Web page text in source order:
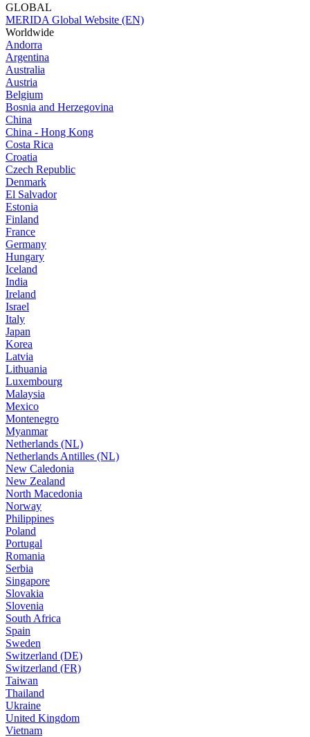
GLOBAL
MERIDA Global Website (EN)
Worldwide
Andorra
Argentina
Australia
Austria
Belgium
Bosnia and Herzegovina
China
China - Hong Kong
Costa Rica
Croatia
Czech Republic
Denmark
El Salvador
Estonia
Finland
France
Germany
Hungary
Iceland
India
Ireland
Israel
Italy
Japan
Korea
Latvia
Lithuania
Luxembourg
Malaysia
Mexico
Montenegro
Myanmar
Netherlands (NL)
Netherlands Antilles (NL)
New Caledonia
New Zealand
North Macedonia
Norway
Philippines
Poland
Portugal
Romania
Serbia
Singapore
Slovakia
Slovenia
South Africa
Spain
Sweden
Switzerland (DE)
Switzerland (FR)
Taiwan
Thailand
Ukraine
United Kingdom
Vietnam